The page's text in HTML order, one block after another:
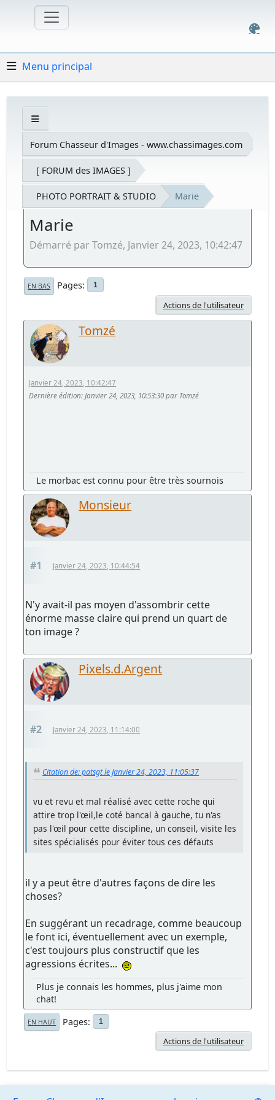
Menu principal
Forum Chasseur d'Images - www.chassimages.com
[ FORUM des IMAGES ]
PHOTO PORTRAIT & STUDIO Marie
Marie
Démarré par Tomzé, Janvier 24, 2023, 10:42:47
EN BAS Pages 1
Actions de l'utilisateur
Tomzé
Janvier 24, 2023, 10:42:47
Dernière édition: Janvier 24, 2023, 10:53:30 par Tomzé
Le morbac est connu pour être très sournois
Monsieur
#1 Janvier 24, 2023, 10:44:54
N'y avait-il pas moyen d'assombrir cette
énorme masse claire qui prend un quart de
ton image ?
Pixels.d.Argent
#2 Janvier 24, 2023, 11:14:00
Citation de: patsgt le Janvier 24, 2023, 11:05:37
vu et revu et mal réalisé avec cette roche qui
attire trop l'œil,le coté bancal à gauche, tu n'as
pas l'œil pour cette discipline, un conseil, visite les
sites spécialisés pour éviter tous ces défauts
il y a peut être d'autres façons de dire les
choses?
En suggérant un recadrage, comme beaucoup
le font ici, éventuellement avec un exemple,
c'est toujours plus constructif que les
agressions écrites...
Plus je connais les hommes, plus j'aime mon
chat!
EN HAUT Pages 1
Actions de l'utilisateur